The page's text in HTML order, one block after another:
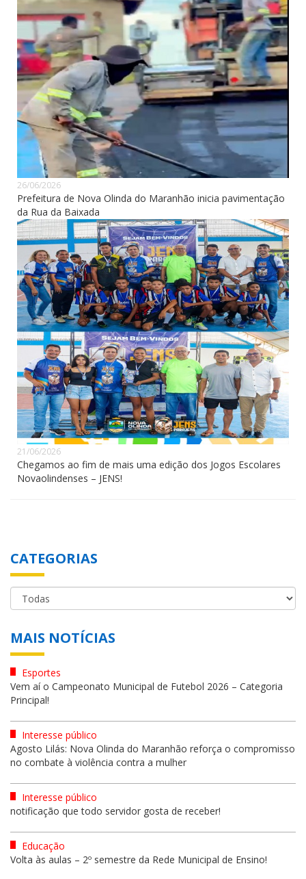
26/06/2026
Prefeitura de Nova Olinda do Maranhão inicia pavimentação
da Rua da Baixada
21/06/2026
Chegamos ao fim de mais uma edição dos Jogos Escolares
Novaolindenses – JENS!
CATEGORIAS
MAIS NOTÍCIAS
Esportes
Vem aí o Campeonato Municipal de Futebol 2026 – Categoria
Principal!
Interesse público
Agosto Lilás: Nova Olinda do Maranhão reforça o compromisso
no combate à violência contra a mulher
Interesse público
notificação que todo servidor gosta de receber!
Educação
Volta às aulas – 2º semestre da Rede Municipal de Ensino!